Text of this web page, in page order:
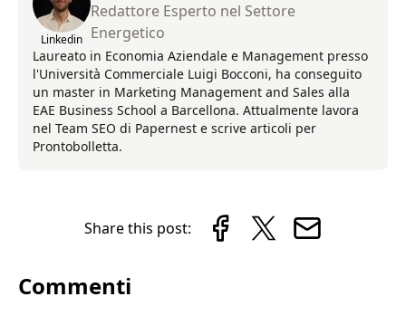
Linkedin
Redattore Esperto nel Settore
Energetico
Laureato in Economia Aziendale e Management presso
l'Università Commerciale Luigi Bocconi, ha conseguito
un master in Marketing Management and Sales alla
EAE Business School a Barcellona. Attualmente lavora
nel Team SEO di Papernest e scrive articoli per
Prontobolletta.
Share this post:
Commenti